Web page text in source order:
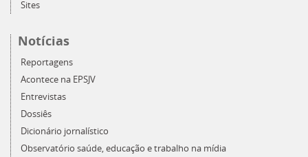
Sites
Notícias
Reportagens
Acontece na EPSJV
Entrevistas
Dossiês
Dicionário jornalístico
Observatório saúde, educação e trabalho na mídia